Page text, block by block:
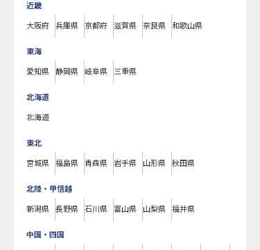
近畿
大阪府 兵庫県 京都府 滋賀県 奈良県 和歌山県
東海
愛知県 静岡県 岐阜県 三重県
北海道
北海道
東北
宮城県 福島県 青森県 岩手県 山形県 秋田県
北陸・甲信越
新潟県 長野県 石川県 富山県 山梨県 福井県
中国・四国